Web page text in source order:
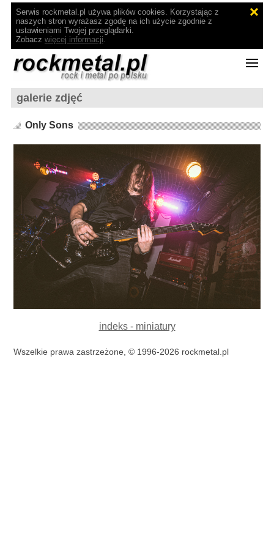
Serwis rockmetal.pl używa plików cookies. Korzystając z
naszych stron wyrażasz zgodę na ich użycie zgodnie z
ustawieniami Twojej przeglądarki.
Zobacz więcej informacji.
galerie zdjęć
Only Sons
indeks - miniatury
Wszelkie prawa zastrzeżone, © 1996-2026 rockmetal.pl